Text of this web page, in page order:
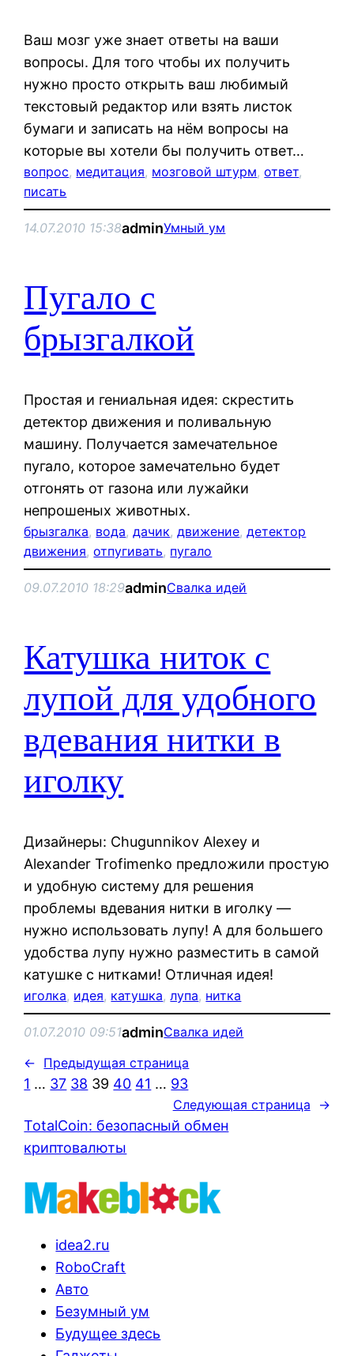
Ваш мозг уже знает ответы на ваши
вопросы. Для того чтобы их получить
нужно просто открыть ваш любимый
текстовый редактор или взять листок
бумаги и записать на нём вопросы на
которые вы хотели бы получить ответ…
вопрос, медитация, мозговой штурм, ответ
писать
14.07.2010 15:38adminУмный ум
Пугало с
брызгалкой
Простая и гениальная идея: скрестить
детектор движения и поливальную
машину. Получается замечательное
пугало, которое замечательно будет
отгонять от газона или лужайки
непрошеных животных.
брызгалка, вода, дачик, движение, детектор
движения, отпугивать, пугало
09.07.2010 18:29adminСвалка идей
Катушка ниток с
лупой для удобного
вдевания нитки в
иголку
Дизайнеры: Chugunnikov Alexey и
Alexander Trofimenko предложили простую
и удобную систему для решения
проблемы вдевания нитки в иголку —
нужно использовать лупу! А для большего
удобства лупу нужно разместить в самой
катушке с нитками! Отличная идея!
иголка, идея, катушка, лупа, нитка
01.07.2010 09:51adminСвалка идей
← Предыдущая страница
1 … 37 38 39 40 41 … 93
Следующая страница →
TotalCoin: безопасный обмен
криптовалюты
idea2.ru
RoboCraft
Авто
Безумный ум
Будущее здесь